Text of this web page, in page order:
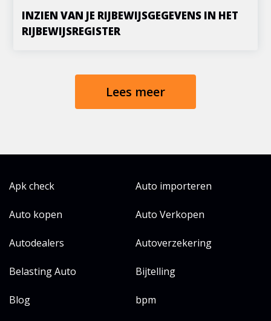
INZIEN VAN JE RIJBEWIJSGEGEVENS IN HET
RIJBEWIJSREGISTER
Lees meer
Apk check Auto importeren
Auto kopen Auto Verkopen
Autodealers Autoverzekering
Belasting Auto Bijtelling
Blog bpm